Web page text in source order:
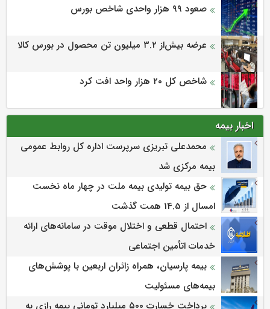
صعود ۹۹ هزار واحدی شاخص بورس
عرضه بیش‌از ۳.۲ میلیون تن محصول در بورس کالا
شاخص کل ۲۰ هزار واحد افت کرد
اخبار بیمه
محمدعلی تبریزی سرپرست اداره كل روابط عمومی
بیمه مركزی شد
حق بیمه تولیدی بیمه ملت در چهار ماه نخست
امسال از 14.5 همت گذشت
احتمال قطعی و اختلال موقت در سامانه‌های ارائه
خدمات اتأمین اجتماعی
بیمه پارسیان، همراه زائران اربعین با پوشش‌های
بیمه‌های مسئولیت
پرداخت خسارت ۵۰۰ میلیارد تومانی بیمه رازی به